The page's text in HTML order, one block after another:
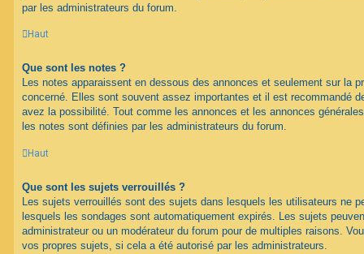
par les administrateurs du forum.
Haut
Que sont les notes ?
Les notes apparaissent en dessous des annonces et seulement sur la
concerné. Elles sont souvent assez importantes et il est recommandé
avez la possibilité. Tout comme les annonces et les annonces
les notes sont définies par les administrateurs du forum.
Haut
Que sont les sujets verrouillés ?
Les sujets verrouillés sont des sujets dans lesquels les utilisateurs ne
lesquels les sondages sont automatiquement expirés. Les sujets
administrateur ou un modérateur du forum pour de multiples raisons.
vos propres sujets, si cela a été autorisé par les administrateurs.